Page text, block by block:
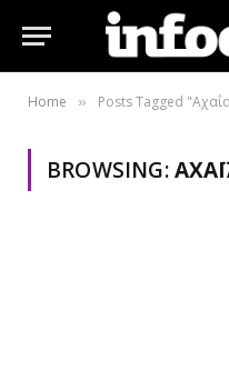
Home » Posts Tagged
BROWSING: